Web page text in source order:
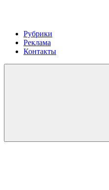
Рубрики
Реклама
Контакты